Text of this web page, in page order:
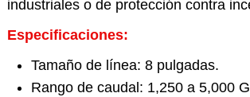
industriales o de protección contra
Especificaciones:
Tamaño de línea: 8 pulgadas.
Rango de caudal: 1,250 a 5,000